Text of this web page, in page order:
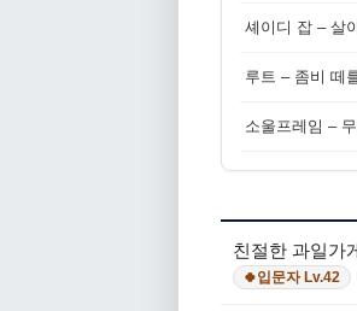
셰이디 잡 – 살
루트 – 좀비 떼
소울프레임 –
친절한 과일가
🍀입문자 Lv.42